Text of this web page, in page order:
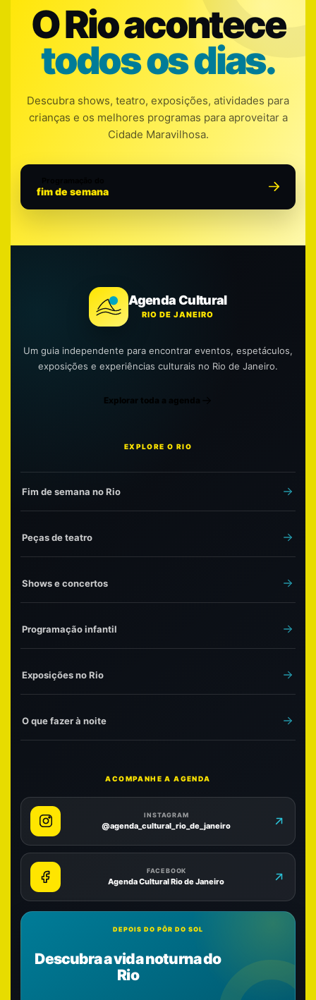
O Rio acontece
todos os dias.
Descubra shows, teatro, exposições, atividades para
crianças e os melhores programas para aproveitar a
Cidade Maravilhosa.
fim de semana
Agenda Cultural
RIO DE JANEIRO
Um guia independente para encontrar eventos, espetáculos,
exposições e experiências culturais no Rio de Janeiro.
Explorar toda a agenda
EXPLORE O RIO
Fim de semana no Rio
Peças de teatro
Shows e concertos
Programação infantil
Exposições no Rio
O que fazer à noite
ACOMPANHE A AGENDA
INSTAGRAM
@agenda_cultural_rio_de_janeiro
FACEBOOK
Agenda Cultural Rio de Janeiro
DEPOIS DO PÔR DO SOL
Descubra a vida noturna do
Rio